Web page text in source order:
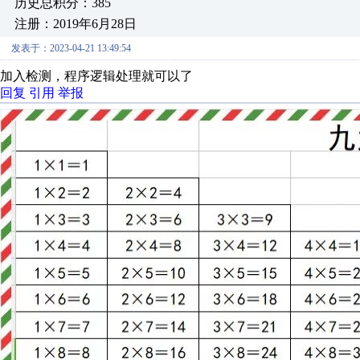
历史总积分：385
注册：2019年6月28日
发表于：2023-04-21 13:49:54
加入检测，程序逻辑处理就可以了
回复 引用 举报